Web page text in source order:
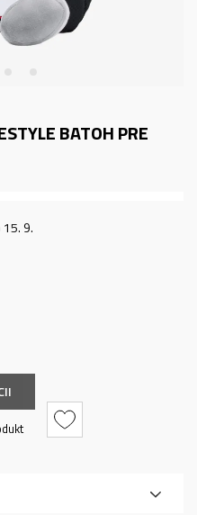
BATOH PRE
9.